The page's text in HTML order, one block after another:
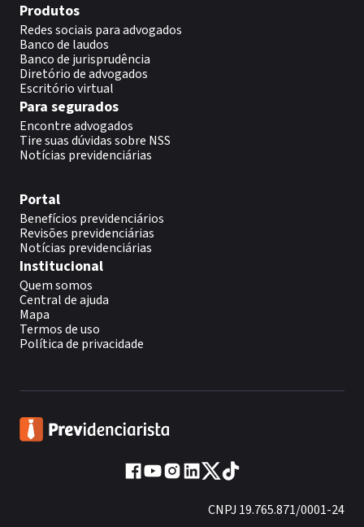
Produtos
Redes sociais para advogados
Banco de laudos
Banco de jurisprudência
Diretório de advogados
Escritório virtual
Para segurados
Encontre advogados
Tire suas dúvidas sobre NSS
Notícias previdenciárias
Portal
Benefícios previdenciários
Revisões previdenciárias
Notícias previdenciárias
Institucional
Quem somos
Central de ajuda
Mapa
Termos de uso
Política de privacidade
CNPJ 19.765.871/0001-24